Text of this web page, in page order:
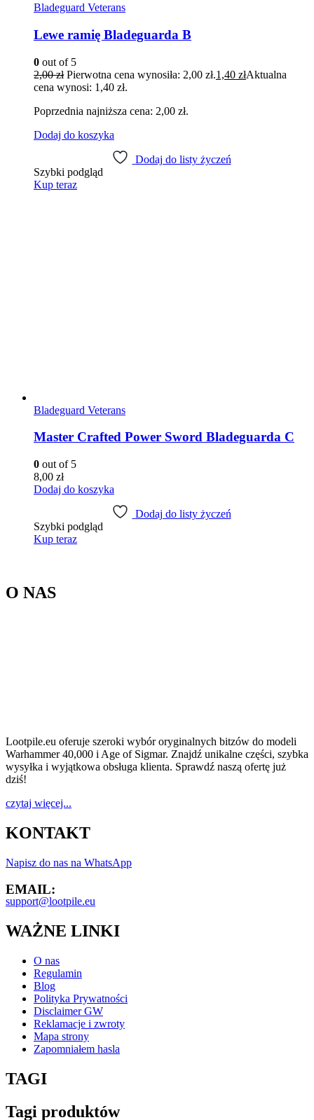
Bladeguard Veterans
Lewe ramię Bladeguarda B
0 out of 5
2,00zł Pierwotna cena wynosiła: 2,00 zł.1,40 złAktualna
cena wynosi: 1,40 zł.
Poprzednia najniższa cena: 2,00 zł.
Dodaj do koszyka
Dodaj do listy życzeń
Szybki podgląd
Kup teraz
Bladeguard Veterans
Master Crafted Power Sword Bladeguarda C
0 out of 5
8,00 zł
Dodaj do koszyka
Dodaj do listy życzeń
Szybki podgląd
Kup teraz
O NAS
Lootpile.eu oferuje szeroki wybór oryginalnych bitzów do modeli
Warhammer 40,000 i Age of Sigmar. Znajdź unikalne części, szybka
wysyłka i wyjątkowa obsługa klienta. Sprawdź naszą ofertę już
dziś!
czytaj więcej...
KONTAKT
Napisz do nas na WhatsApp
EMAIL:
support@lootpile.eu
WAŻNE LINKI
O nas
Regulamin
Blog
Polityka Prywatności
Disclaimer GW
Reklamacje i zwroty
Mapa strony
Zapomniałem hasla
TAGI
Tagi produktów